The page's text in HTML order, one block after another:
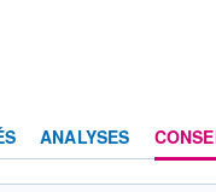
ANALYSES